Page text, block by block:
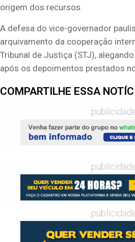
origem dos recursos.
A defesa do vice-governador
arquivamento da cooperação
Tribunal de Justiça (STJ),
após os depoimentos prestados
COMPARTILHE ESSA